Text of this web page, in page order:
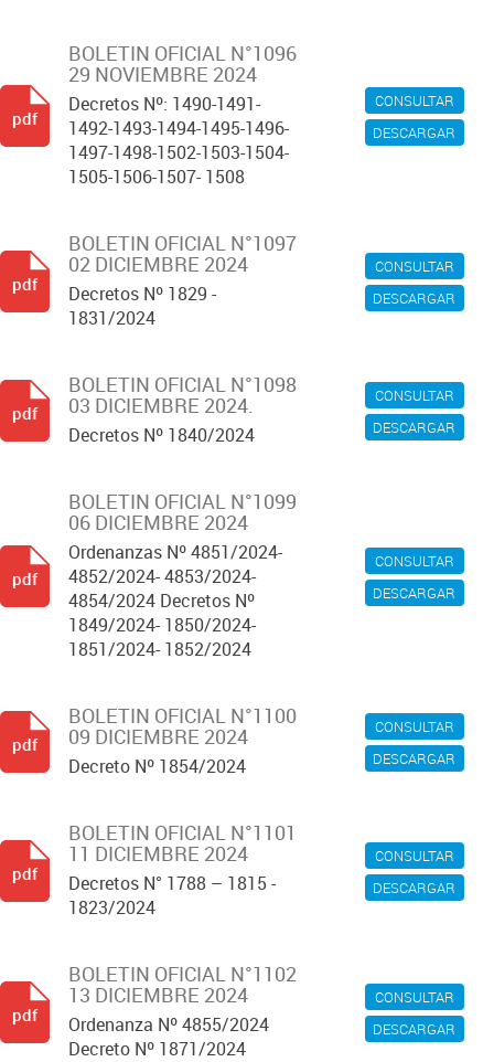
CONSULTAR
DESCARGAR
BOLETIN OFICIAL N°1096
29 NOVIEMBRE 2024
Decretos Nº: 1490-1491-
1492-1493-1494-1495-1496-
1497-1498-1502-1503-1504-
1505-1506-1507- 1508
pdf
CONSULTAR
DESCARGAR
BOLETIN OFICIAL N°1097
02 DICIEMBRE 2024
Decretos Nº 1829 -
1831/2024
pdf
CONSULTAR
DESCARGAR
BOLETIN OFICIAL N°1098
03 DICIEMBRE 2024.
Decretos Nº 1840/2024
pdf
CONSULTAR
DESCARGAR
BOLETIN OFICIAL N°1099
06 DICIEMBRE 2024
Ordenanzas Nº 4851/2024-
4852/2024- 4853/2024-
4854/2024 Decretos Nº
1849/2024- 1850/2024-
1851/2024- 1852/2024
pdf
CONSULTAR
DESCARGAR
BOLETIN OFICIAL N°1100
09 DICIEMBRE 2024
Decreto Nº 1854/2024
pdf
CONSULTAR
DESCARGAR
BOLETIN OFICIAL N°1101
11 DICIEMBRE 2024
Decretos N° 1788 – 1815 -
1823/2024
pdf
CONSULTAR
DESCARGAR
BOLETIN OFICIAL N°1102
13 DICIEMBRE 2024
Ordenanza Nº 4855/2024
Decreto Nº 1871/2024
pdf